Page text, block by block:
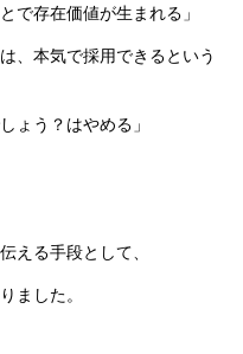
で存在価値が生まれる」
、本気で採用できるという
ょう？はやめる」
える手段として、
ました。